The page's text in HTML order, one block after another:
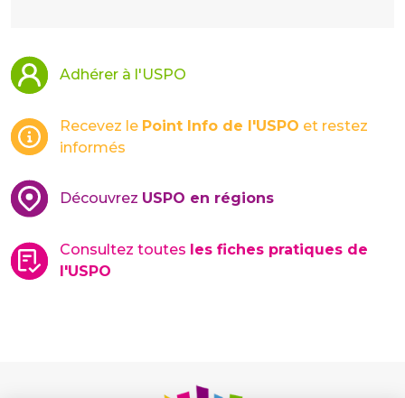
Adhérer à l'USPO
Recevez le Point Info de l'USPO et restez
informés
Découvrez USPO en régions
Consultez toutes les fiches pratiques de
l'USPO